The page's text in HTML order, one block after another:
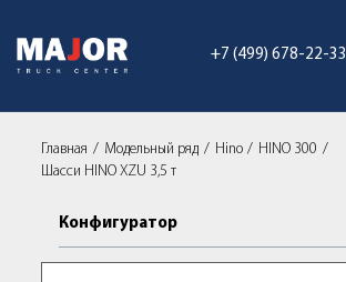
+7 (499) 678-22-33
Главная Модельный ряд Hino
HINO 300
Шасси HINO XZU 3,5 т
Конфигуратор